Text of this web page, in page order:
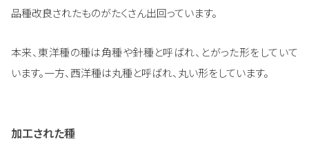
品種改良されたものがたくさん出回っています。
本来、東洋種の種は角種や針種と呼ばれ、とがった形をしていて
います。一方、西洋種は丸種と呼ばれ、丸い形をしています。
加工された種